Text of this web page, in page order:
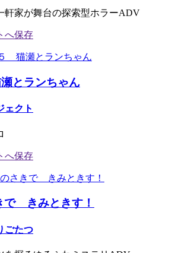
軒家が舞台の探索型ホラーADV
とランちゃん
ェクト
で きみときす！
ごたつ